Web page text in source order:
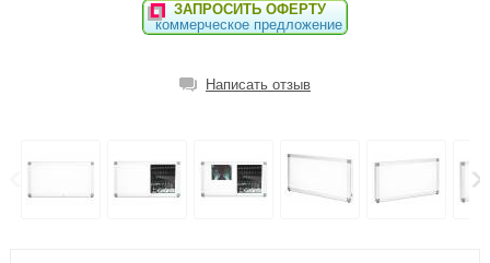
ЗАПРОСИТЬ ОФЕРТУ
коммерческое предложение
Написать отзыв